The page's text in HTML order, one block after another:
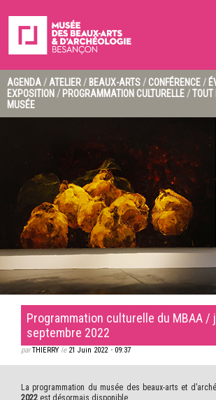
AGENDA / ATELIER / BEAUX-ARTS / CONFÉRENCE /
EXPOSITION / PROGRAMMATION CULTURELLE /TOUT
MUSÉE
Programmation culturelle du MBAA /
septembre 2022
parTHIERRY le 21 Juin 2022• 09:37
La programmation du musée des beaux-arts et
2022 est désormais disponible